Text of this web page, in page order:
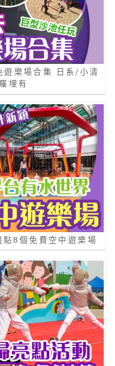
遊樂場合集 日系/小清
埋有
8個免費空中遊樂場